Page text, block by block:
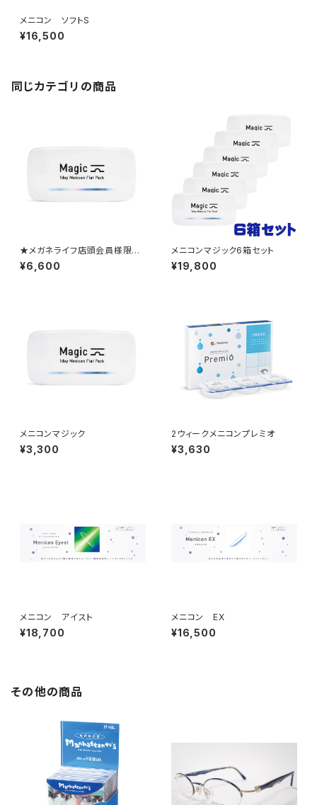
メニコン ソフトS
¥16,500
同じカテゴリの商品
★メガネライフ店頭会員様限定
★ 1か月ごとの定期便 メニ
コンマジック2箱セット
¥6,600
メニコンマジック6箱セット
¥19,800
メニコンマジック
¥3,300
2ウィークメニコンプレミオ
¥3,630
メニコン アイスト
¥18,700
メニコン EX
¥16,500
その他の商品